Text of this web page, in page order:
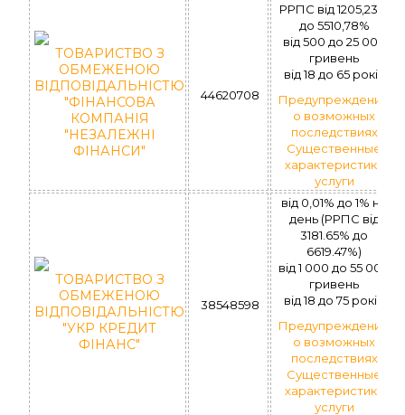
ТОВАРИСТВО З
ОБМЕЖЕНОЮ
ВІДПОВІДАЛЬНІСТЮ
"ФІНАНСОВА
КОМПАНІЯ
"НЕЗАЛЕЖНІ
ФІНАНСИ"
44620708
РРПС від 1205,23%
до 5510,78%
вiд 500 до 25 000
гривень
вiд 18 до 65 рокiв
Предупреждение
о возможных
последствиях
Существенные
характеристики
услуги
ТОВАРИСТВО З
ОБМЕЖЕНОЮ
ВІДПОВІДАЛЬНІСТЮ
"УКР КРЕДИТ
ФІНАНС"
38548598
від 0,01% до 1% на
день (РРПС вiд
3181.65% до
6619.47%)
вiд 1 000 до 55 000
гривень
вiд 18 до 75 рокiв
Предупреждение
о возможных
последствиях
Существенные
характеристики
услуги